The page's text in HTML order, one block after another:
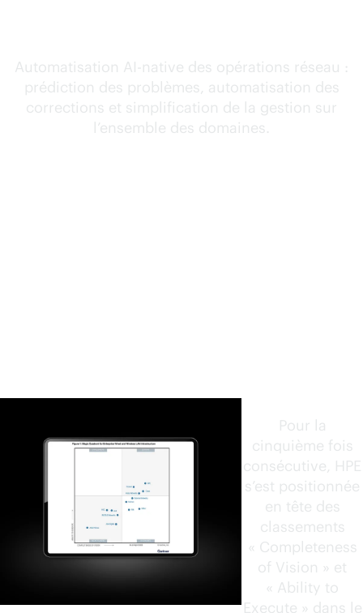
Automatisation AI-native des opérations réseau :
prédiction des problèmes, automatisation des
corrections et simplification de la gestion sur
l’ensemble des domaines.
Pour la
cinquième fois
consécutive, HPE
s’est positionnée
en tête des
classements
« Completeness
of Vision » et
« Ability to
Execute » dans le